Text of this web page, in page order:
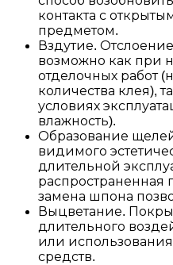
контакта с
предметом.
Вздутие.
возможно как при
отделочных работ
количества клея),
условиях
влажность).
Образование
видимого
длительной
распространенная
замена шпона
Выцветание.
длительного
или
средств.